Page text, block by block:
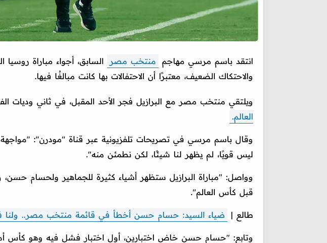
انتقد باسم مرسي مهاجم منتخب مصر
السابق، أجواء مباراة روسيا
والاحتكاك الضعيف، معتبرًا أن الاحتفالات بها كانت مبالغُا فيها.
ويلتقي منتخب مصر مع البرازيل فجر الأحد المقبل، في ثاني وديات
العالم.
وقال باسم مرسي في تصريحات تلفزيونية عبر قناة "مودرن": "مواجهة
ليس قويًا، لم يظهر لنا شيئًا، لكن نطمئن منه".
وواصل: "مباراة البرازيل ستظهر أشياء كثيرة للجماهير ولحسام
قبل كأس العالم".
طالع | ضياء السيد: حسام حسن أخطأ في قائمة منتخب مصر.. ولنا
وتابع: "حسام حسن خاض اختبارين، أول اختبار فشل فيه وهو كأس